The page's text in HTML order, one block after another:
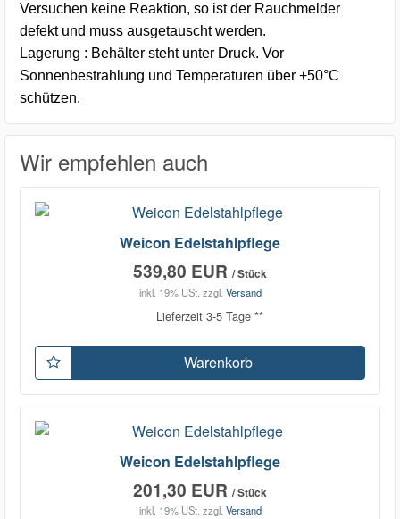
Versuchen keine Reaktion, so ist der Rauchmelder
defekt und muss ausgetauscht werden.
Lagerung : Behälter steht unter Druck. Vor
Sonnenbestrahlung und Temperaturen über +50°C
schützen.
Wir empfehlen auch
Weicon Edelstahlpflege
539,80 EUR / Stück
inkl. 19% USt. zzgl. Versand
Lieferzeit 3-5 Tage **
Warenkorb
Weicon Edelstahlpflege
201,30 EUR / Stück
inkl. 19% USt. zzgl. Versand